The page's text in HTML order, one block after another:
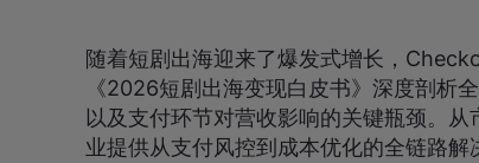
随着短剧出海迎来了爆发式增长，
《2026短剧出海变现白皮书》深度剖析
以及支付环节对营收影响的关键瓶颈。
业提供从支付风控到成本优化的全链路